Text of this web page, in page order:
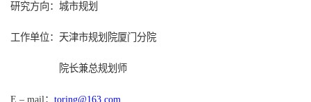
研究方向：城市规划
工作单位： 天津市规划院厦门分院
院长兼总规划师
E – mail ： toring@163.com